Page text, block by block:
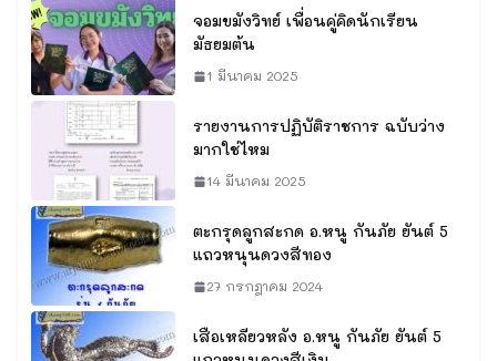
จอมขมังวิทย์ เพื่อนคู่คิดนักเรียน
มัธยมต้น
1 มีนาคม 2025
รายงานการปฏิบัติราชการ ฉบับว่าง
มากใช่ไหม
14 มีนาคม 2025
ตะกรุดลูกสะกด อ.หนู กันภัย ยันต์ 5
แถวหนุนดวงสีทอง
27 กรกฎาคม 2024
เสือเหลียวหลัง อ.หนู กันภัย ยันต์ 5